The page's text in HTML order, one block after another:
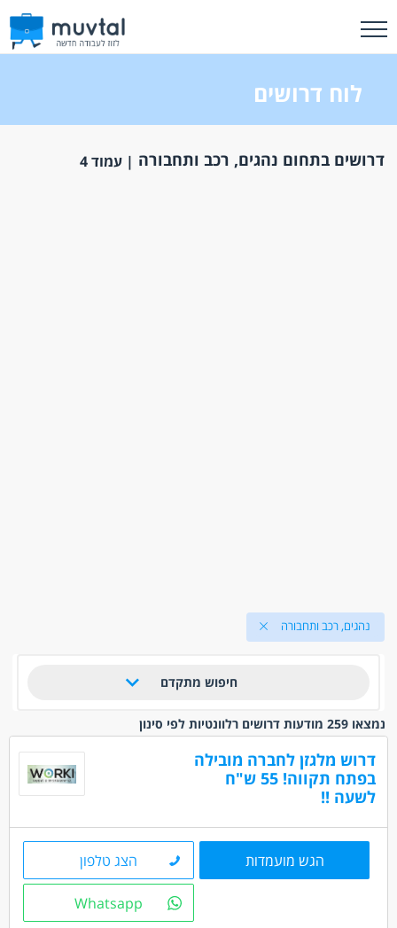
לוח דרושים
דרושים בתחום נהגים, רכב ותחבורה | עמוד 4
נהגים, רכב ותחבורה
חיפוש מתקדם
נמצאו 259 מודעות דרושים רלוונטיות לפי סינון
דרוש מלגזן לחברה מובילה
בפתח תקווה! 55 ש"ח
לשעה !!
הגש מועמדות הצג טלפון
Whatsapp